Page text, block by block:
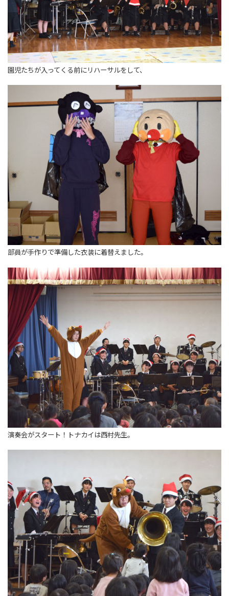
園児たちが入ってくる前にリハーサルをして、
部員が手作りで準備した衣装に着替えました。
演奏会がスタート！トナカイは西村先生。